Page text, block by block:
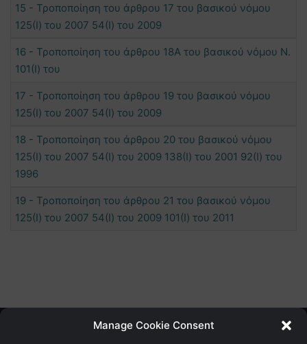
Manage Cookie Consent
15 - Τροποποίηση του άρθρου 17 του βασικού νόμου
125(Ι) του 2007 54(Ι) του 2009
16 - Τροποποίηση του άρθρου 18Α του βασικού νόμου Ν.
101(Ι) του
17 - Τροποποίηση του άρθρου 19 του βασικού νόμου
125(Ι) του 2007 54(Ι) του 2009
18 - Τροποποίηση του άρθρου 20 του βασικού νόμου
125(Ι) του 2007 54(Ι) του 2009 138(Ι) του 2001 92(Ι) του
1996
19 - Τροποποίηση του άρθρου 21 του βασικού νόμου
125(Ι) του 2007 54(Ι) του 2009 101(Ι) του 2011